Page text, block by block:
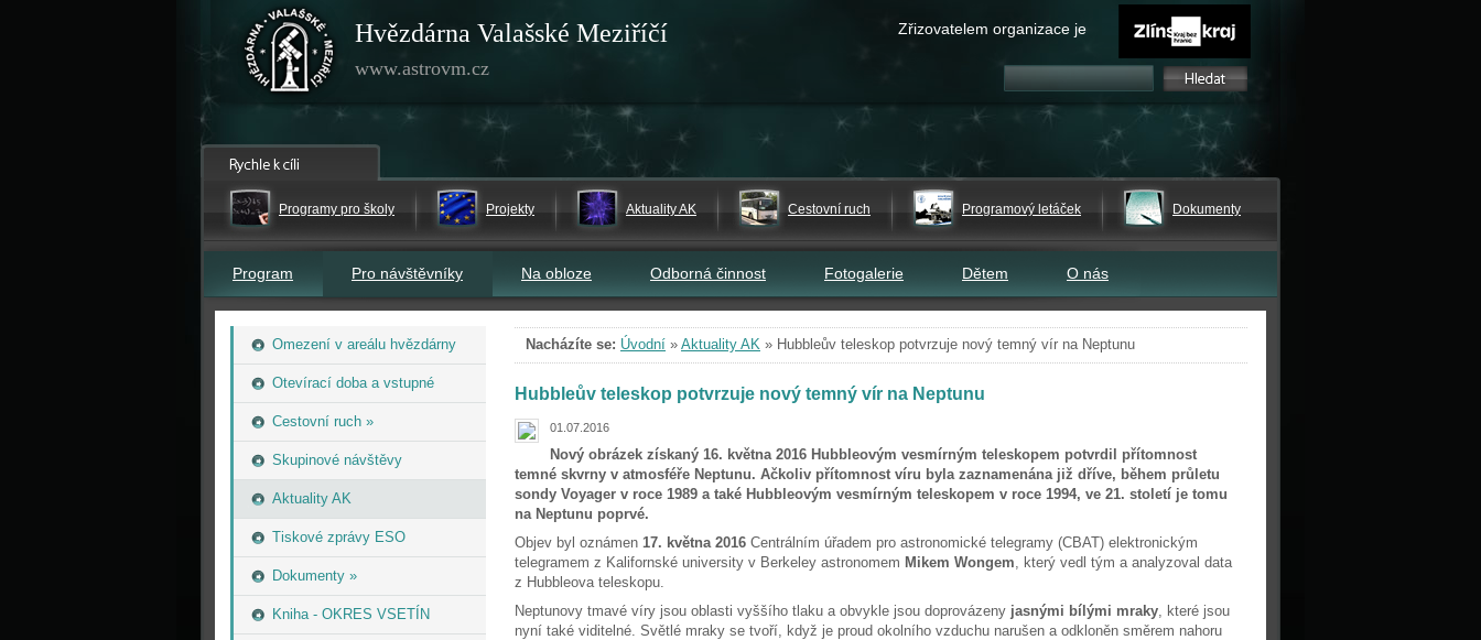
Hvězdárna Valašské Meziříčí
www.astrovm.cz
Zřizovatelem organizace je
Programy pro školy Projekty Aktuality AK Cestovní ruch Programový letáček Dokumenty
Program Pro návštěvníky Na obloze Odborná činnost Fotogalerie Dětem O nás
Omezení v areálu hvězdárny
Otevírací doba a vstupné
Cestovní ruch »
Skupinové návštěvy
Aktuality AK
Tiskové zprávy ESO
Dokumenty »
Kniha - OKRES VSETÍN
Nacházíte se: Úvodní » Aktuality AK » Hubbleův teleskop potvrzuje nový temný vír na Neptunu
Hubbleův teleskop potvrzuje nový temný vír na Neptunu
01.07.2016
Nový obrázek získaný 16. května 2016 Hubbleovým vesmírným teleskopem potvrdil přítomnost
temné skvrny v atmosféře Neptunu. Ačkoliv přítomnost víru byla zaznamenána již dříve, během průletu
sondy Voyager v roce 1989 a také Hubbleovým vesmírným teleskopem v roce 1994, ve 21. století je tomu
na Neptunu poprvé.
Objev byl oznámen 17. května 2016 Centrálním úřadem pro astronomické telegramy (CBAT) elektronickým
telegramem z Kalifornské university v Berkeley astronomem Mikem Wongem, který vedl tým a analyzoval data
z Hubbleova teleskopu.
Neptunovy tmavé víry jsou oblasti vyššího tlaku a obvykle jsou doprovázeny jasnými bílými mraky, které jsou
nyní také viditelné. Světlé mraky se tvoří, když je proud okolního vzduchu narušen a odkloněn směrem nahoru